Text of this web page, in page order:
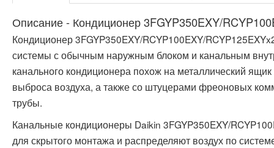
Описание - Кондиционер 3FGYP350EXY/
Кондиционер 3FGYP350EXY/RCYP100EXY/
системы с обычным наружным блоком и канальным
канального кондиционера похож на металлический
выброса воздуха, а также со штуцерами фреоновых
трубы.
Канальные кондиционеры Daikin 3FGYP350EXY/
для скрытого монтажа и распределяют воздух по